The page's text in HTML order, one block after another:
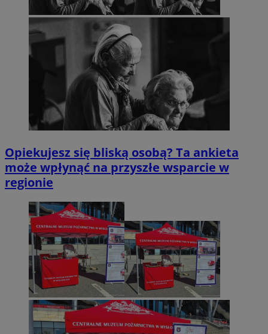
Opiekujesz się bliską osobą? Ta ankieta
może wpłynąć na przyszłe wsparcie w
regionie